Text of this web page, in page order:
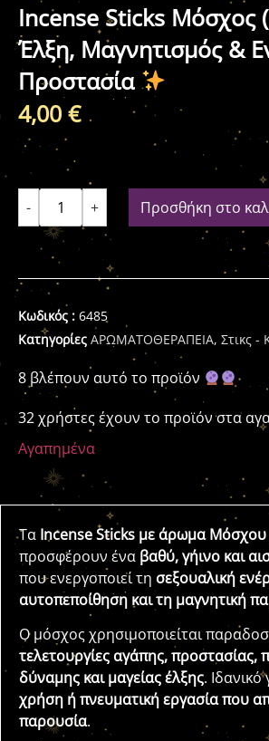
Incense Sticks Μόσχος
Έλξη, Μαγνητισμός &
Προστασία
4,00 €
- + Προσθήκη στο
Κωδικός : 6485
Κατηγορίες ΑΡΩΜΑΤΟΘΕΡΑΠΕΙΑ, Στικς -
8 βλέπουν αυτό το προϊόν
32 χρήστες έχουν το προϊόν στα
Αγαπημένα
Τα Incense Sticks με άρωμα Μόσχου
προσφέρουν ένα βαθύ, γήινο και
που ενεργοποιεί τη σεξουαλική
αυτοπεποίθηση και τη μαγνητική
Ο μόσχος χρησιμοποιείται
τελετουργίες αγάπης, προστασίας,
δύναμης και μαγείας έλξης. Ιδανικό
χρήση ή πνευματική εργασία που
παρουσία.